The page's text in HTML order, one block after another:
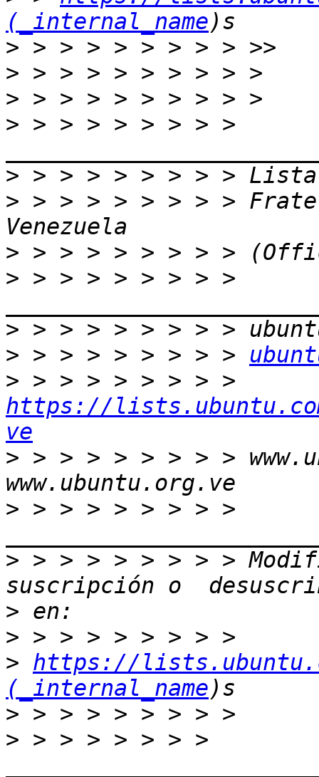
(_internal_name
>
>
>
> > > > > > > > >
>
> > > > > > > > >
>
> > > > > > > > >
>
> > > > > > > > >
>
https://
ve
> > > > > > > > >
> > > > > > > > >
> > > > > > > > >
>
>
> https://
(_internal_name
>
> > > > > > > >